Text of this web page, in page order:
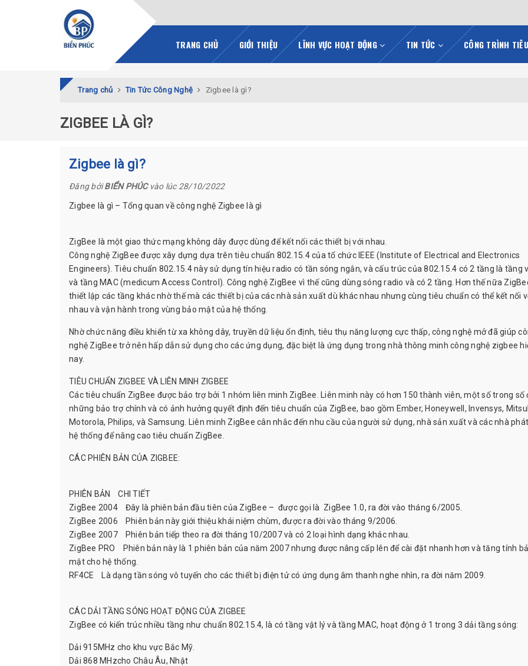
TRANG CHỦ GIỚI THIỆU LĨNH VỰC HOẠT ĐỘNG TIN TỨC CÔNG TRÌNH
Trang chủ Tin Tức Công Nghệ Zigbee là gì?
ZIGBEE LÀ GÌ?
Zigbee là gì?
Đăng bởiBIỂN PHÚCvào lúc 28/10/2022
Zigbee là gì – Tổng quan về công nghệ Zigbee là gì
ZigBee là một giao thức mạng không dây được dùng để kết nối các thiết bị với nhau.
Công nghệ ZigBee được xây dựng dựa trên tiêu chuẩn 802.15.4 của tổ chức IEEE (Institute of Electrical and Electronics
Engineers). Tiêu chuẩn 802.15.4 này sử dụng tín hiệu radio có tần sóng ngắn, và cấu trúc của 802.15.4 có 2 tầng là tầng
và tầng MAC (medicum Access Control). Công nghệ ZigBee vì thế cũng dùng sóng radio và có 2 tầng. Hơn thế nữa
thiết lập các tầng khác nhờ thế mà các thiết bị của các nhà sản xuất dù khác nhau nhưng cùng tiêu chuẩn có thể kết nối
nhau và vận hành trong vùng bảo mật của hệ thống.
Nhờ chức năng điều khiển từ xa không dây, truyền dữ liệu ổn định, tiêu thụ năng lượng cực thấp, công nghệ mở đã giúp
nghệ ZigBee trở nên hấp dẫn sử dụng cho các ứng dụng, đặc biệt là ứng dụng trong nhà thông minh công nghệ zigbee
nay.
TIÊU CHUẨN ZIGBEE VÀ LIÊN MINH ZIGBEE
Các tiêu chuẩn ZigBee được bảo trợ bởi 1 nhóm liên minh ZigBee. Liên minh này có hơn 150 thành viên, một số trong số
những bảo trợ chính và có ảnh hưởng quyết định đến tiêu chuẩn của ZigBee, bao gồm Ember, Honeywell, Invensys,
Motorola, Philips, và Samsung. Liên minh ZigBee cân nhắc đến nhu cầu của người sử dụng, nhà sản xuất và các nhà
hệ thống để nâng cao tiêu chuẩn ZigBee.
CÁC PHIÊN BẢN CỦA ZIGBEE:
PHIÊN BẢN CHI TIẾT
ZigBee 2004 Đây là phiên bản đầu tiên của ZigBee – được gọi là ZigBee 1.0, ra đời vào tháng 6/2005.
ZigBee 2006 Phiên bản này giới thiệu khái niệm chùm, được ra đời vào tháng 9/2006.
ZigBee 2007 Phiên bản tiếp theo ra đời tháng 10/2007 và có 2 loại hình dạng khác nhau.
ZigBee PRO Phiên bản này là 1 phiên bản của năm 2007 nhưng được nâng cấp lên để cài đặt nhanh hơn và tăng tính
mật cho hệ thống.
RF4CE Là dạng tần sóng vô tuyến cho các thiết bị điện tử có ứng dụng âm thanh nghe nhìn, ra đời năm 2009.
CÁC DẢI TẦNG SÓNG HOẠT ĐỘNG CỦA ZIGBEE
ZigBee có kiến trúc nhiều tầng như chuẩn 802.15.4, là có tầng vật lý và tầng MAC, hoạt động ở 1 trong 3 dải tầng sóng:
Dải 915MHz cho khu vực Bắc Mỹ.
Dải 868 MHzcho Châu Âu, Nhật